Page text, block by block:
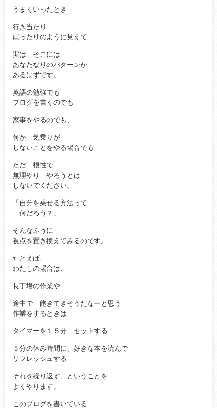
うまくいったとき
行き当たり
ばったりのように見えて
実は そこには
あなたなりのパターンが
あるはずです。
英語の勉強でも
ブログを書くのでも
家事をやるのでも、
何か 気乗りが
しないことをやる場合でも
ただ 根性で
無理やり やろうとは
しないでください。
「自分を乗せる方法って
何だろう？」
そんなふうに
視点を置き換えてみるのです。
たとえば、
わたしの場合は、
長丁場の作業や
途中で 飽きてきそうだなーと思う
作業をするときは
タイマーを１５分 セットする
５分の休み時間に、好きな本を読んで
リフレッシュする
それを繰り返す、ということを
よくやります。
このブログを書いている